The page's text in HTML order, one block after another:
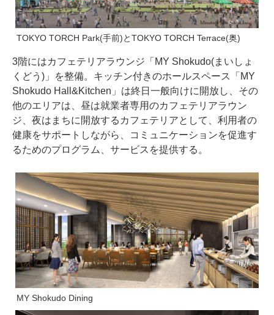
TOKYO TORCH Park(手前)とTOKYO TORCH Terrace(奥)
3階にはカフェテリアラウンジ「MY Shokudo(まいしょ
くどう)」を整備。キッチン付きのホールスペース「MY
Shokudo Hall&Kitchen」は終日一般向けに開放し、その
他のエリアは、昼は就業者専用のカフェテリアラウン
ジ、夜はまちに開放するカフェテリアとして、利用者の
健康をサポートしながら、コミュニケーションを促進す
るためのプログラム、サービスを提供する。
MY Shokudo Dining